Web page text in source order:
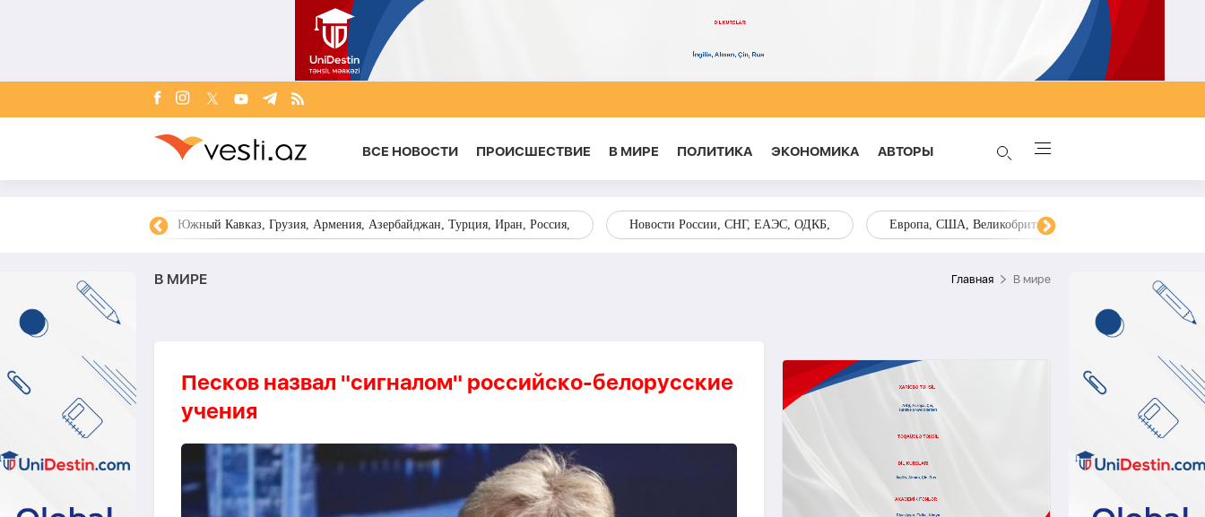
ВСЕ НОВОСТИ ПРОИСШЕСТВИЕ В МИРЕ ПОЛИТИКА ЭКОНОМИКА AВТОРЫ
Южный Кавказ, Грузия, Армения, Азербайджан, Турция, Иран, Россия, Новости России, СНГ, ЕАЭС, ОДКБ, Европа, США, Великобритания, Украина, Запад,
В МИРЕ Главная В мире
Песков назвал "сигналом" российско-белорусские
учения